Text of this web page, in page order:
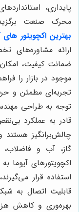
پایداری،
محرک صنعت
بهترین اکچویتور های
ارائه مشاوره‌های
ضمانت کیفیت،
موجود در بازار را
تجربه‌ای مطمئن و
توجه به طراحی
قادر به عملکرد
چالش‌برانگیز هستند
گاز، آب و فاضلاب،
اکچویتورهای آیوما
استفاده قرار
قابلیت اتصال به
بهره‌وری و کاهش